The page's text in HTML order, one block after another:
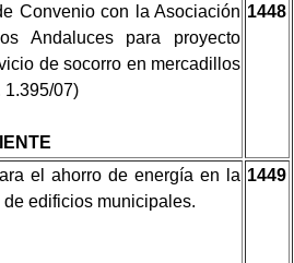
Convenio con la Asociación
Andaluces para proyecto
de socorro en mercadillos
1.395/07)
1448
el ahorro de energía en la
edificios municipales.
1449